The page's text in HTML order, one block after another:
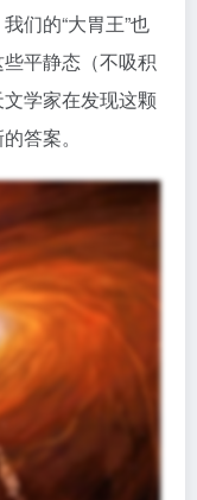
们的“大胃王”也
平静态（不吸积
学家在发现这颗
答案。